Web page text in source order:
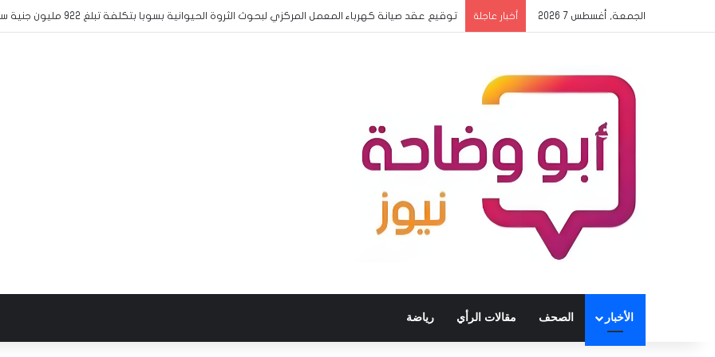
الجمعة, أغسطس 7 2026 أخبار عاجلة بدء وصول بعثات المدارس المشاركة في منافسات البطولة المدرسية الافريقية لكرة القدم الى الخرطوم
الأخبار الصحف مقالات الرأي رياضة